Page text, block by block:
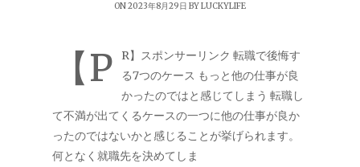
ON 2023年8月29日 BYLUCKYLIFE
【P
R】スポンサーリンク 転職で後悔す
る7つのケース もっと他の仕事が良
かったのではと感じてしまう 転職し
て不満が出てくるケースの一つに他の仕事が良か
ったのではないかと感じることが挙げられます。
何となく就職先を決めてしま